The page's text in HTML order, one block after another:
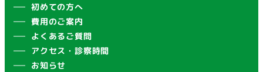
初めての方へ
費用のご案内
よくあるご質問
アクセス・診察時間
お知らせ